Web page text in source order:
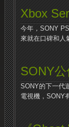
Xbox
今年，SONY
來就在口碑和人
SONY
SONY的下一代
電視機，SONY